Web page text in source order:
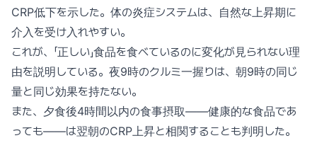
CRP低下を示した。体の炎症システムは、自然な上昇期に
介入を受け入れやすい。
これが、「正しい」食品を食べているのに変化が見られない理
由を説明している。夜9時のクルミ一握りは、朝9時の同じ
量と同じ効果を持たない。
また、夕食後4時間以内の食事摂取——健康的な食品であ
っても——は翌朝のCRP上昇と相関することも判明した。